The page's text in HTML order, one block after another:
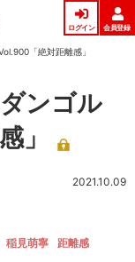
ログイン 会員登録
「絶対距離感」
ンゴル
」
2021.10.09
稲見萌寧 距離感